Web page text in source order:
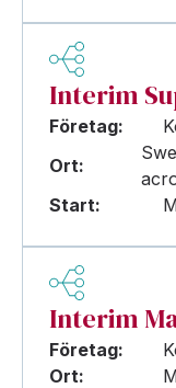
Interim
Företag:
Ort:
Start:
Interim
Företag:
Ort: